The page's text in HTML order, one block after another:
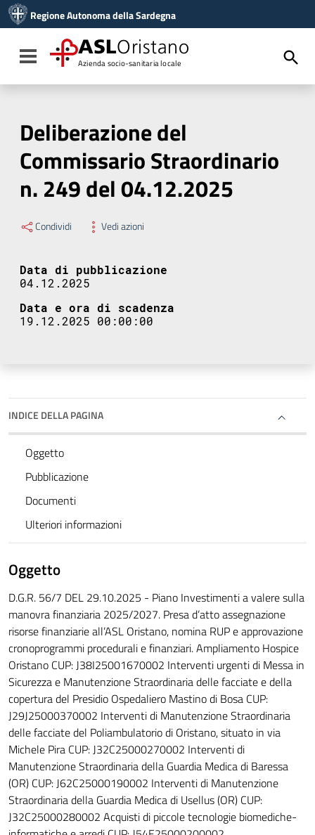
Vai al menu di navigazione
Vai al footer
Regione Autonoma della Sardegna
Toggle navigation
ASLOristano
Azienda socio-sanitaria locale
Deliberazione del
Commissario Straordinario
n. 249 del 04.12.2025
Condividi Vedi azioni
Data di pubblicazione
04.12.2025
Data e ora di scadenza
19.12.2025 00:00:00
INDICE DELLA PAGINA
Oggetto
Pubblicazione
Documenti
Ulteriori informazioni
Oggetto
D.G.R. 56/7 DEL 29.10.2025 - Piano Investimenti a valere sulla
manovra finanziaria 2025/2027. Presa d’atto assegnazione
risorse finanziarie all’ASL Oristano, nomina RUP e approvazione
cronoprogrammi procedurali e finanziari. Ampliamento Hospice
Oristano CUP: J38I25001670002 Interventi urgenti di Messa in
Sicurezza e Manutenzione Straordinaria delle facciate e della
copertura del Presidio Ospedaliero Mastino di Bosa CUP:
J29J25000370002 Interventi di Manutenzione Straordinaria
delle facciate del Poliambulatorio di Oristano, situato in via
Michele Pira CUP: J32C25000270002 Interventi di
Manutenzione Straordinaria della Guardia Medica di Baressa
(OR) CUP: J62C25000190002 Interventi di Manutenzione
Straordinaria della Guardia Medica di Usellus (OR) CUP:
J32C25000280002 Acquisti di piccole tecnologie biomediche-